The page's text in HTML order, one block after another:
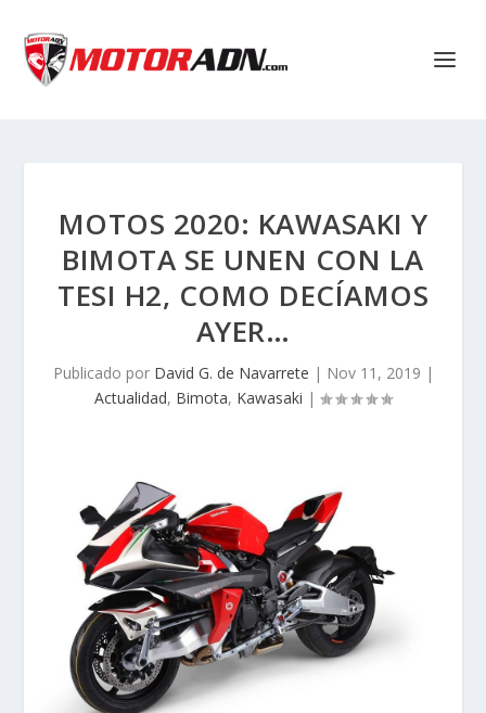
MOTOS 2020: KAWASAKI Y
BIMOTA SE UNEN CON LA
TESI H2, COMO DECÍAMOS
AYER…
Publicado por David G. de Navarrete | Nov 11, 2019 |
Actualidad, Bimota, Kawasaki |